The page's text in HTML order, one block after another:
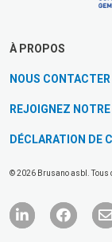
À PROPOS
NOUS CONTACTER
REJOIGNEZ
DÉCLARATION DE
© 2026 Brusano asbl. Tous